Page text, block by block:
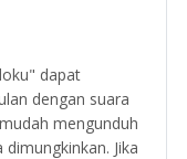
dapat
dengan suara
mengunduh
Jika